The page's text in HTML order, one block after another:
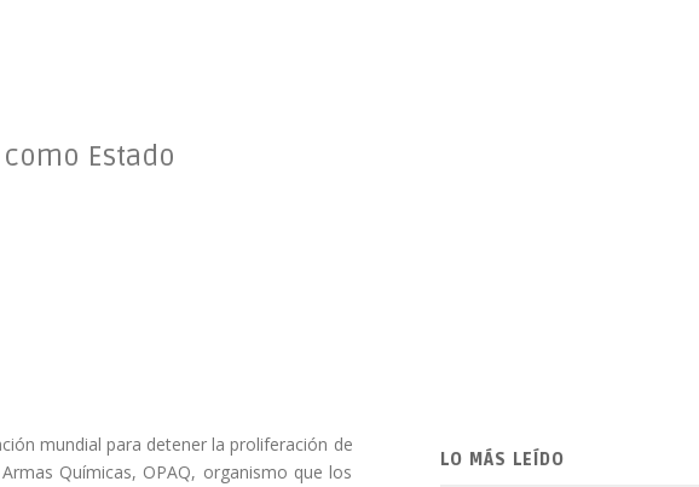
Estado
mundial para detener la proliferación de
Químicas, OPAQ, organismo que los
LO MÁS LEÍDO